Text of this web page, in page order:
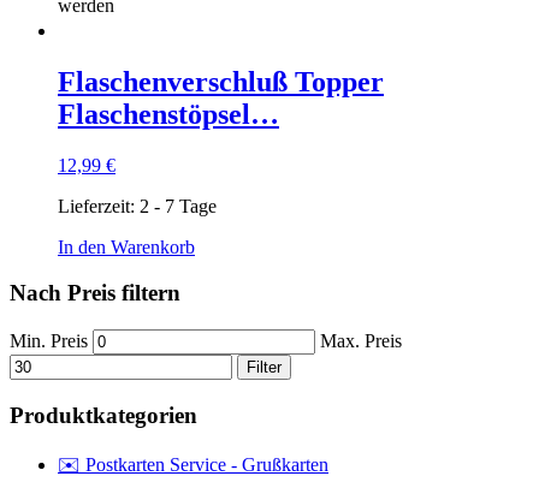
werden
Flaschenverschluß Topper
Flaschenstöpsel…
12,99 €
Lieferzeit: 2 - 7 Tage
In den Warenkorb
Nach Preis filtern
Min. Preis Max. Preis
Filter
Produktkategorien
✉️ Postkarten Service - Grußkarten